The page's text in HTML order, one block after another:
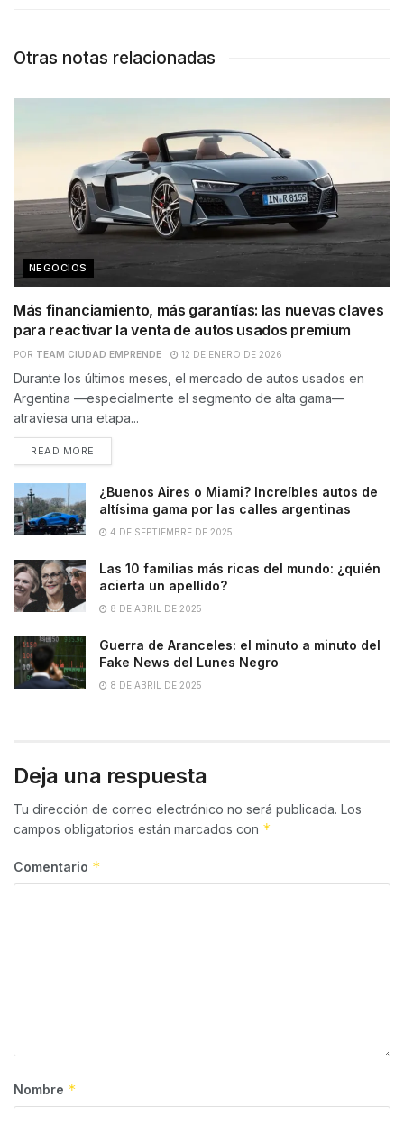
Otras notas relacionadas
NEGOCIOS
Más financiamiento, más garantías: las nuevas claves
para reactivar la venta de autos usados premium
POR TEAM CIUDAD EMPRENDE 12 DE ENERO DE 2026
Durante los últimos meses, el mercado de autos usados en
Argentina —especialmente el segmento de alta gama—
atraviesa una etapa...
READ MORE
¿Buenos Aires o Miami? Increíbles autos de
altísima gama por las calles argentinas
4 DE SEPTIEMBRE DE 2025
Las 10 familias más ricas del mundo: ¿quién
acierta un apellido?
8 DE ABRIL DE 2025
Guerra de Aranceles: el minuto a minuto del
Fake News del Lunes Negro
8 DE ABRIL DE 2025
Deja una respuesta
Tu dirección de correo electrónico no será publicada. Los
campos obligatorios están marcados con *
Comentario *
Nombre *